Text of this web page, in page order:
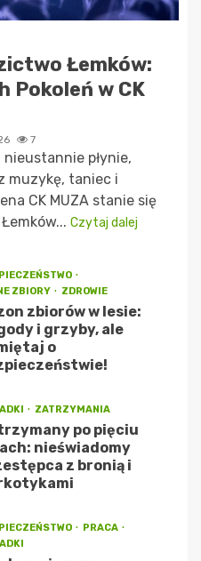
Łemków:
Pokoleń w CK
7
płynie,
muzykę, taniec i
CK MUZA stanie się
Czytaj dalej
ZBIORY
ZDROWIE
zbiorów w lesie:
i grzyby, ale
o
ZATRZYMANIA
po pięciu
nieświadomy
z bronią i
PRACA